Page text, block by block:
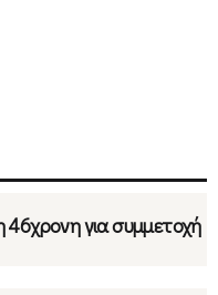
46χρονη για συμμετοχή